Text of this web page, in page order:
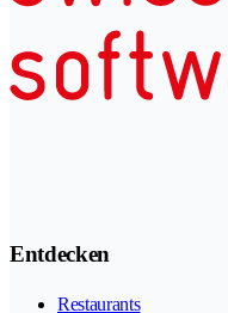
Entdecken
Restaurants